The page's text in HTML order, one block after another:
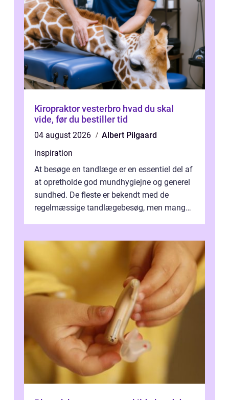
Kiropraktor vesterbro hvad du skal
vide, før du bestiller tid
04 august 2026
Albert Pilgaard
inspiration
At besøge en tandlæge er en essentiel del af
at opretholde god mundhygiejne og generel
sundhed. De fleste er bekendt med de
regelmæssige tandlægebesøg, men mange